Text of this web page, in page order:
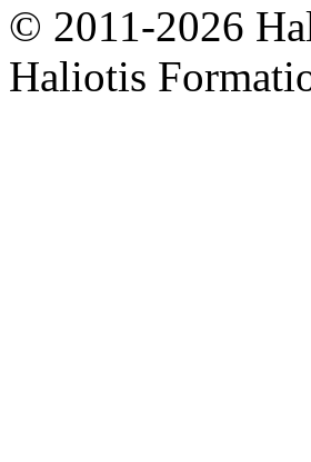
© 2011-2026
Haliotis